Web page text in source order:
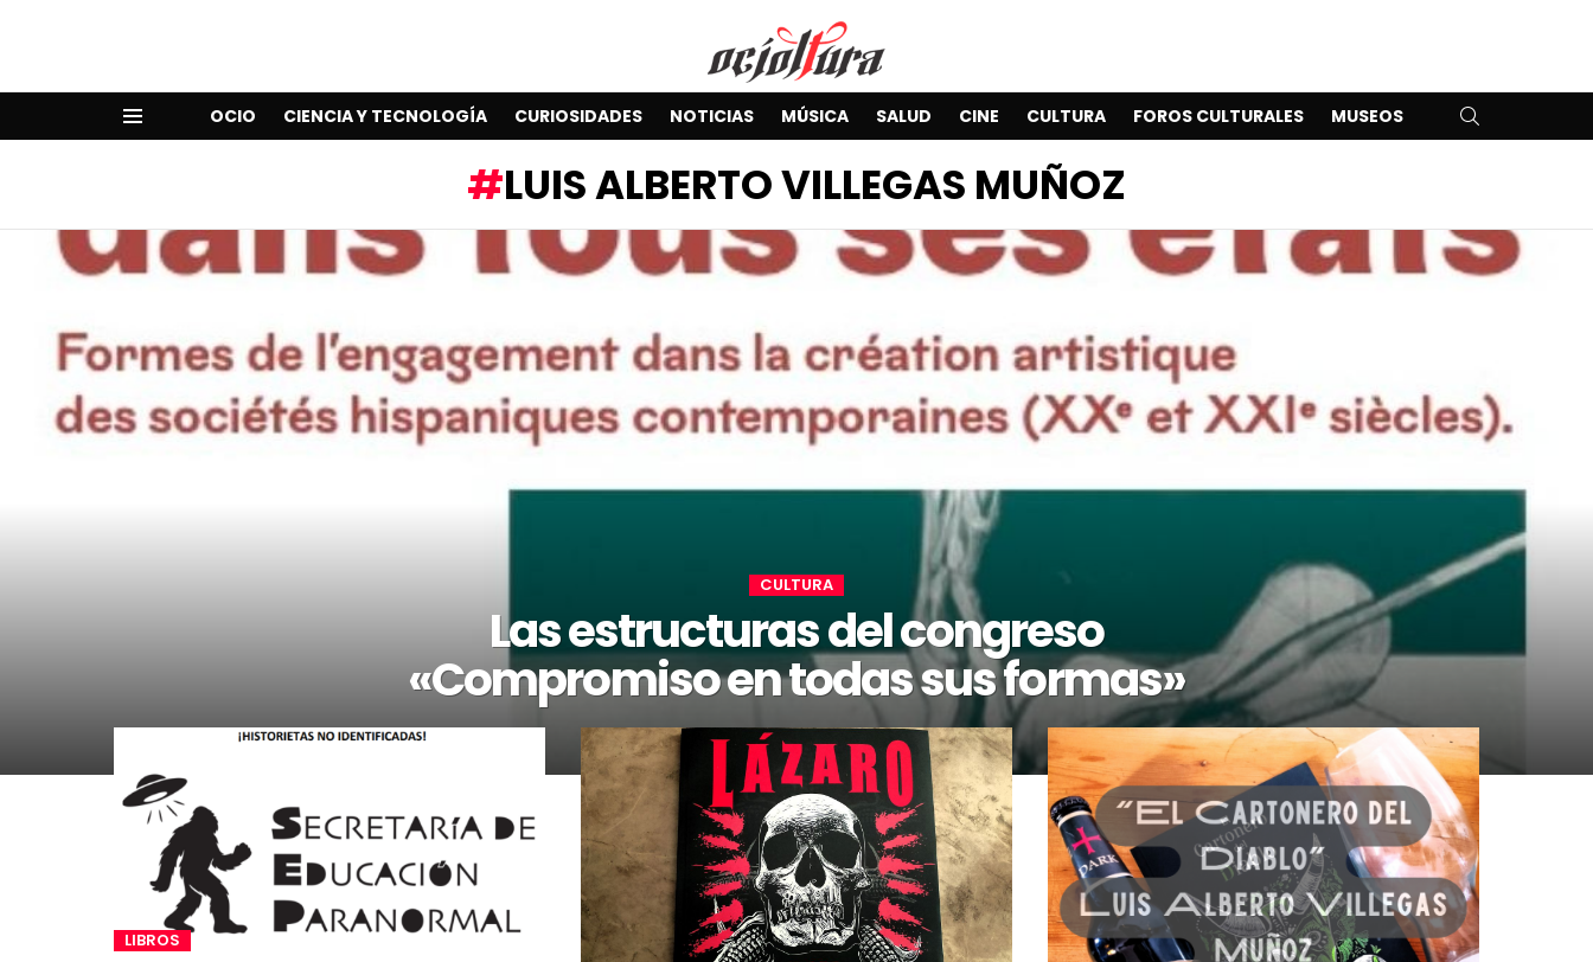
OCIO CIENCIA Y TECNOLOGÍA CURIOSIDADES NOTICIAS MÚSICA SALUD CINE CULTURA FOROS CULTURALES MUSEOS
LUIS ALBERTO VILLEGAS MUÑOZ
CULTURA
Las estructuras del congreso
«Compromiso en todas sus formas»
LIBROS